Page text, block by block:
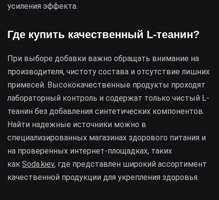
усиления эффекта.
Где купить качественный L-теанин?
При выборе добавки важно обращать внимание на
производителя, чистоту состава и отсутствие лишних
примесей. Высококачественные продукты проходят
лабораторный контроль и содержат только чистый L-
теанин без добавления синтетических компонентов.
Найти надежные источники можно в
специализированных магазинах здорового питания и
на проверенных интернет-площадках, таких
как Soda.kiev, где представлен широкий ассортимент
качественной продукции для укрепления здоровья.